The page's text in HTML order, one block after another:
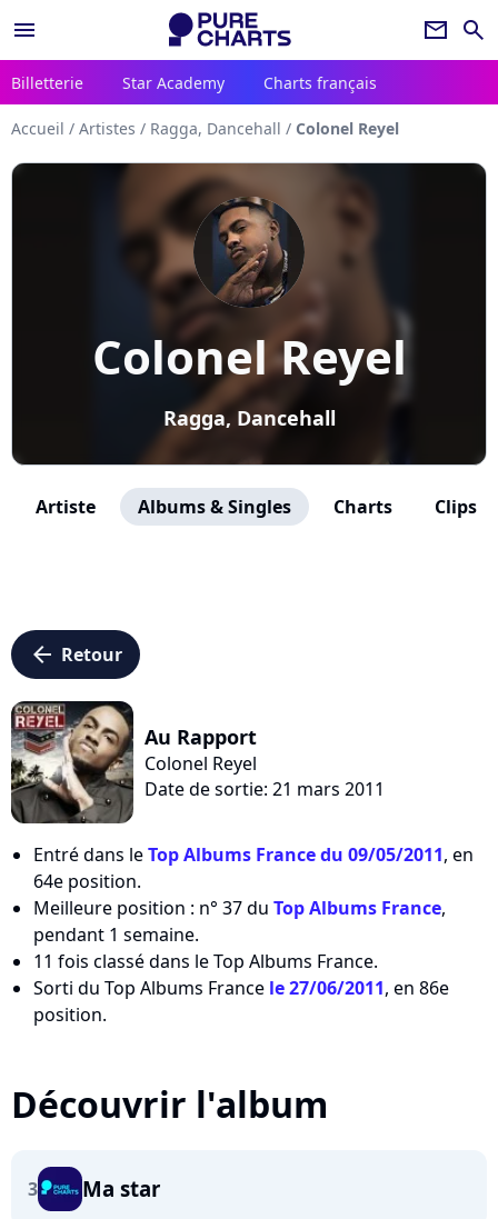
menu newsletter search
Billetterie Star Academy Charts français
Accueil / Artistes / Ragga, Dancehall / Colonel Reyel
Colonel Reyel
Ragga, Dancehall
Artiste Albums & Singles Charts Clips
arrow_left Retour
Au Rapport
Colonel Reyel
Date de sortie: 21 mars 2011
Entré dans leTop Albums France du 09/05/2011, en
64e position.
Meilleure position : n° 37 du Top Albums France,
pendant 1 semaine.
11 fois classé dans le Top Albums France.
Sorti du Top Albums France le 27/06/2011, en 86e
position.
Découvrir l'album
3 Ma star